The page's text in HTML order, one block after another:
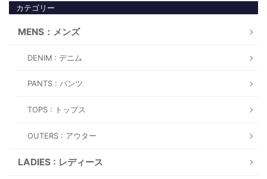
カテゴリー
MENS：メンズ
DENIM : デニム
PANTS : パンツ
TOPS : トップス
OUTERS : アウター
LADIES : レディース